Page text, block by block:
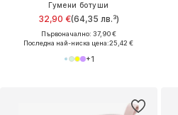
Гумени ботуши
32,90 €(64,35 лв.³)
Първоначално: 37,90 €
Последна най-ниска цена:25,42 €
+1